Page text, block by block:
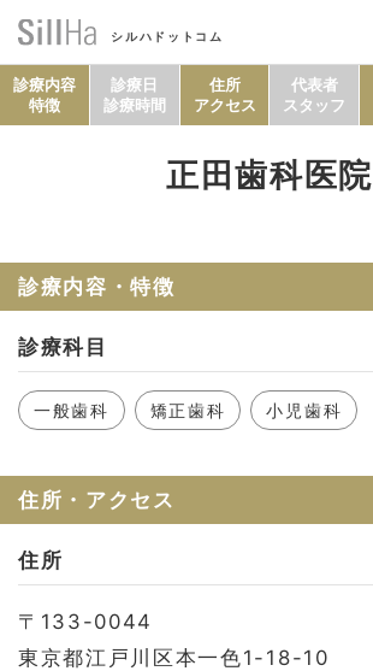
シルハドットコム
セルフチェック
診療内容
特徴
診療日
診療時間
住所
アクセス
代表者
スタッフ
正田歯科医院
診療内容・特徴
診療科目
一般歯科 矯正歯科 小児歯科
住所・アクセス
住所
〒133-0044
東京都江戸川区本一色1-18-10